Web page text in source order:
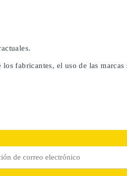
fabricantes, el uso de las